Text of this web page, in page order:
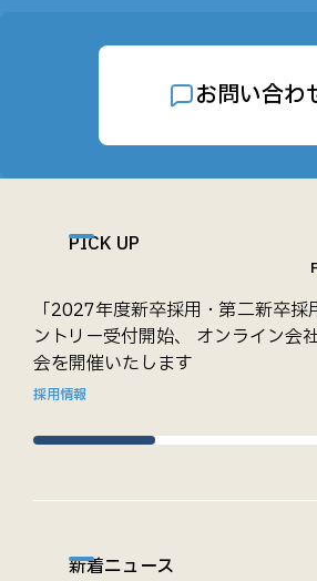
お問い合わ
PICK UP
「2027年度新卒採用・第二新卒採
ントリー受付開始、 オンライン会
会を開催いたします
採用情報
新着ニュース